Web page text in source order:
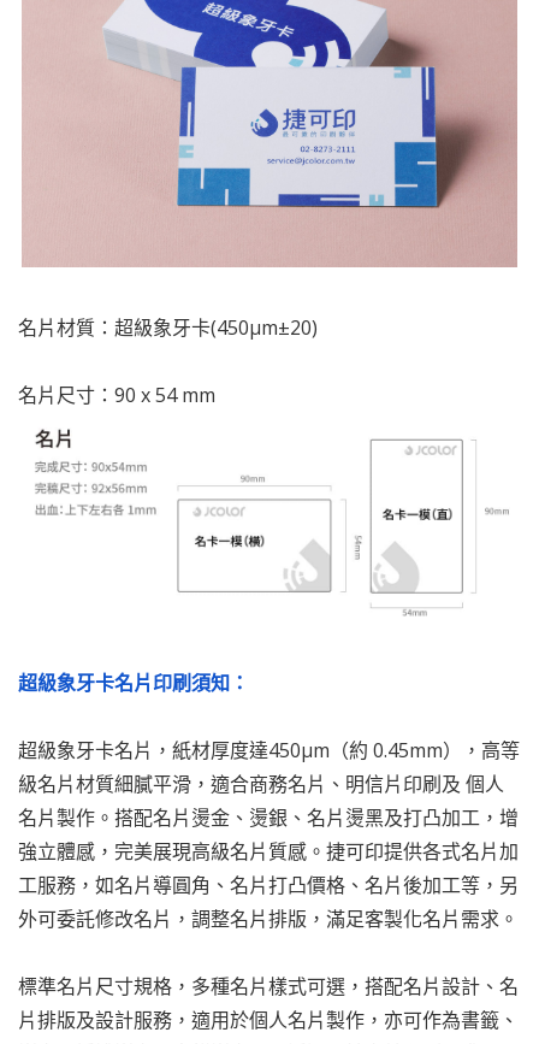
名片材質：超級象牙卡(450µm±20)
名片尺寸：90 x 54 mm
超級象牙卡名片印刷須知：
超級象牙卡名片，紙材厚度達450µm（約 0.45mm），高等
級名片材質細膩平滑，適合商務名片、明信片印刷及 個人
名片製作。搭配名片燙金、燙銀、名片燙黑及打凸加工，增
強立體感，完美展現高級名片質感。捷可印提供各式名片加
工服務，如名片導圓角、名片打凸價格、名片後加工等，另
外可委託修改名片，調整名片排版，滿足客製化名片需求。
標準名片尺寸規格，多種名片樣式可選，搭配名片設計、名
片排版及設計服務，適用於個人名片製作，亦可作為書籤、